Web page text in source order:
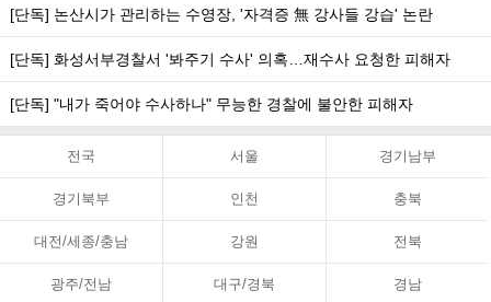
[단독] 논산시가 관리하는 수영장, '자격증 無 강사들 강습' 논란
[단독] 화성서부경찰서 '봐주기 수사' 의혹…재수사 요청한 피해자
[단독] "내가 죽어야 수사하나" 무능한 경찰에 불안한 피해자
전국 서울 경기남부
경기북부 인천 충북
대전/세종/충남 강원 전북
광주/전남 대구/경북 경남